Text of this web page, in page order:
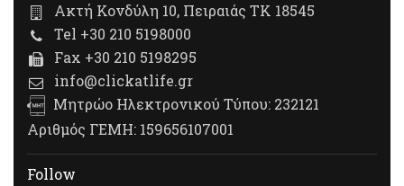
Ακτή Κονδύλη 10, Πειραιάς ΤΚ 18545
Tel +30 210 5198000
Fax +30 210 5198295
info@clickatlife.gr
Μητρώο Ηλεκτρονικού Τύπου: 232121
Αριθμός ΓΕΜΗ: 159656107001
Follow